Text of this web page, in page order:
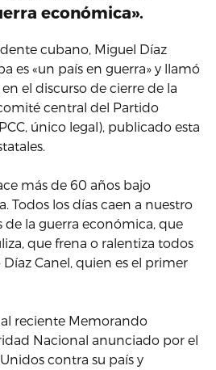
económica».
cubano, Miguel Díaz
es «un país en guerra» y llamó
el discurso de cierre de la
central del Partido
único legal), publicado esta
más de 60 años bajo
Todos los días caen a nuestro
la guerra económica, que
que frena o ralentiza todos
Díaz Canel, quien es el primer
reciente Memorando
Nacional anunciado por el
contra su país y